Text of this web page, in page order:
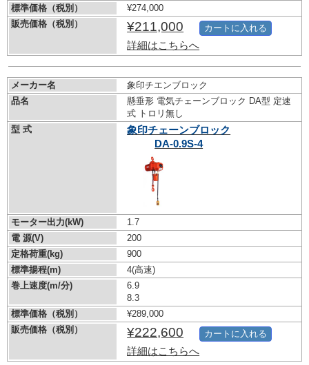
標準価格（税別）
¥274,000
販売価格（税別）
¥211,000
詳細はこちらへ
カートに入れる
メーカー名
象印チエンブロック
品名
懸垂形 電気チェーンブロック DA型 定速
式 トロリ無し
型 式
象印チェーンブロック
DA-0.9S-4
モーター出力(kW)
1.7
電 源(V)
200
定格荷重(kg)
900
標準揚程(m)
4(高速)
巻上速度(m/分)
6.9
8.3
標準価格（税別）
¥289,000
販売価格（税別）
¥222,600
詳細はこちらへ
カートに入れる